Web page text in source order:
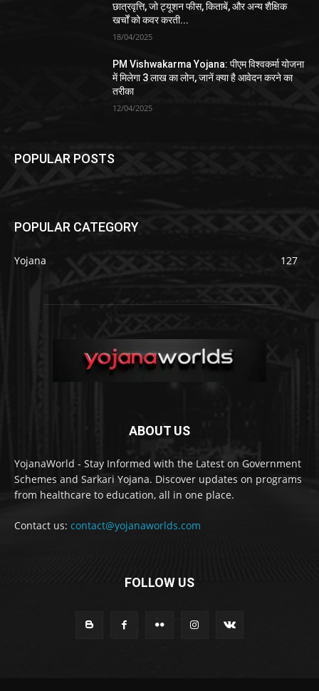
छात्रवृत्ति, जो ट्यूशन फीस, किताबें, और अन्य शैक्षिक
खर्चों को कवर करती...
18/04/2025
PM Vishwakarma Yojana: पीएम विश्वकर्मा योजना
में मिलेगा 3 लाख का लोन, जानें क्या है आवेदन करने का
तरीका
12/04/2025
POPULAR POSTS
POPULAR CATEGORY
Yojana 127
ABOUT US
YojanaWorld - Stay Informed with the Latest on Government
Schemes and Sarkari Yojana. Discover updates on programs
from healthcare to education, all in one place.
Contact us: contact@yojanaworlds.com
FOLLOW US